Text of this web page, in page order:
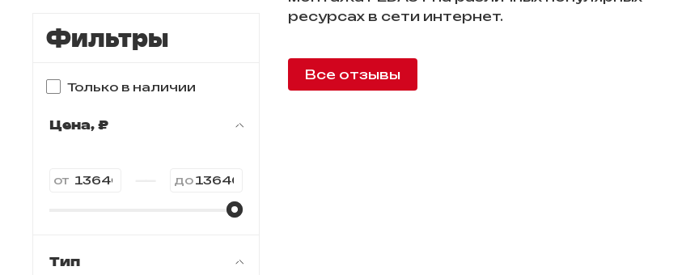
ресурсах в сети интернет.
Все отзывы
Фильтры
Только в наличии
Цена, ₽
от до
Тип